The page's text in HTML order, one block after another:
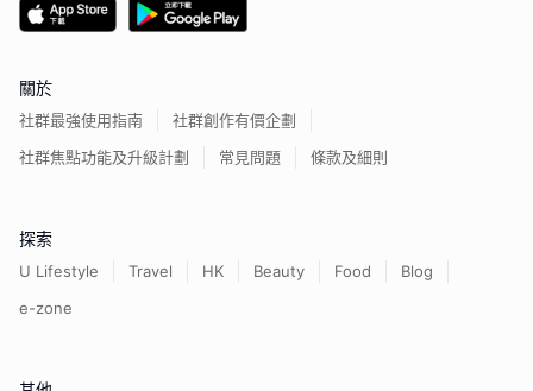
關於
社群最強使用指南
社群創作有價企劃
社群焦點功能及升級計劃
常見問題 條款及細則
探索
U Lifestyle Travel HK Beauty Food
Blog
e-zone